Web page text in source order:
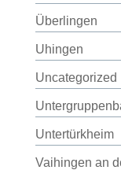
Überlingen
Uhingen
Uncategorized
Untertürkheim
Vaihingen an